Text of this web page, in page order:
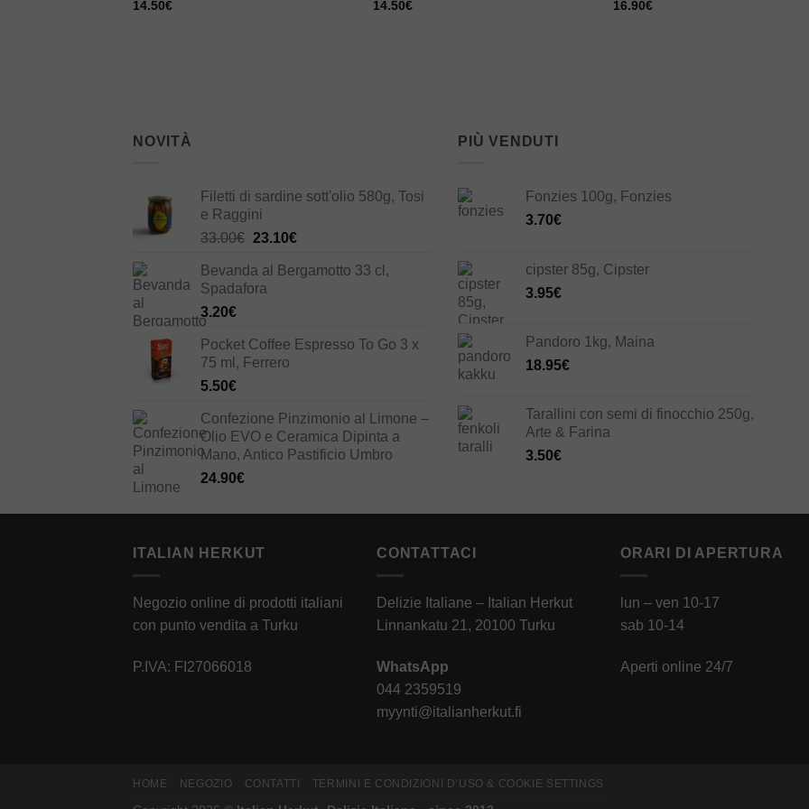
14.50€
14.50€
16.90€
NOVITÀ
Filetti di sardine sott'olio 580g, Tosi
e Raggini
33.00€ Il
originale
era:
23.10€Il
attuale
Bevanda al Bergamotto 33 cl,
Spadafora
3.20€
Pocket Coffee Espresso To Go 3 x
75 ml, Ferrero
5.50€
Confezione Pinzimonio al Limone –
Olio EVO e Ceramica Dipinta a
Mano, Antico Pastificio Umbro
24.90€
PIÙ VENDUTI
Fonzies 100g, Fonzies
3.70€
cipster 85g, Cipster
3.95€
Pandoro 1kg, Maina
18.95€
Tarallini con semi di finocchio 250g,
Arte & Farina
3.50€
ITALIAN HERKUT
Negozio online di prodotti italiani
con punto vendita a Turku
P.IVA: FI27066018
CONTATTACI
Delizie Italiane – Italian Herkut
Linnankatu 21, 20100 Turku
WhatsApp
044 2359519
myynti@italianherkut.fi
ORARI DI APERTURA
lun – ven 10-17
sab 10-14
Aperti online 24/7
HOME NEGOZIO CONTATTI TERMINI E CONDIZIONI D’USO & COOKIE SETTINGS